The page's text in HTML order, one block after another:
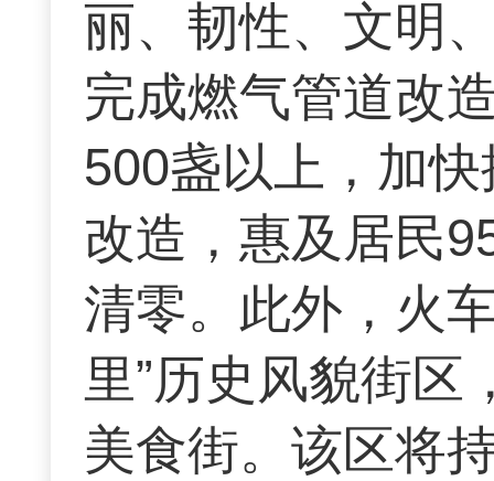
丽、韧性、文明
完成燃气管道改
500盏以上，加
改造，惠及居民
清零。此外，火
里”历史风貌街
美食街。该区将